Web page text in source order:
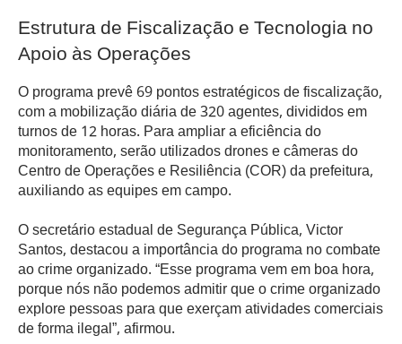
Estrutura de Fiscalização e Tecnologia no
Apoio às Operações
O programa prevê 69 pontos estratégicos de fiscalização,
com a mobilização diária de 320 agentes, divididos em
turnos de 12 horas. Para ampliar a eficiência do
monitoramento, serão utilizados drones e câmeras do
Centro de Operações e Resiliência (COR) da prefeitura,
auxiliando as equipes em campo.
O secretário estadual de Segurança Pública, Victor
Santos, destacou a importância do programa no combate
ao crime organizado. “Esse programa vem em boa hora,
porque nós não podemos admitir que o crime organizado
explore pessoas para que exerçam atividades comerciais
de forma ilegal”, afirmou.